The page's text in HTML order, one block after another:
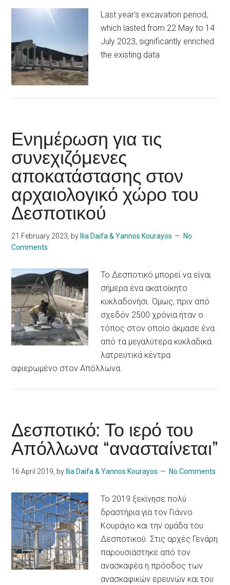
Last year’s excavation period,
which lasted from 22 May to 14
July 2023, significantly enriched
the existing data
Ενημέρωση για τις
συνεχιζόμενες
αποκατάστασης στον
αρχαιολογικό χώρο του
Δεσποτικού
21 February 2023, by Ilia Daifa & Yannos Kourayos
No
Comments
Το Δεσποτικό μπορεί να είναι
σήμερα ένα ακατοίκητο
κυκλαδονήσι. Όμως, πριν από
σχεδόν 2500 χρόνια ήταν ο
τόπος στον οποίο άκμασε ένα
από τα μεγαλύτερα κυκλαδικά
λατρευτικά κέντρα
αφιερωμένο στον Απόλλωνα.
Δεσποτικό: Το ιερό του
Απόλλωνα “ανασταίνεται”
16 April 2019, by Ilia Daifa & Yannos Kourayos No Comments
Το 2019 ξεκίνησε πολύ
δραστήρια για τον Γιάννο
Κουράγιο και την ομάδα του
Δεσποτικού. Στις αρχές Γενάρη
παρουσιάστηκε από τον
ανασκαφέα η πρόοδος των
ανασκαφικών ερευνών και του